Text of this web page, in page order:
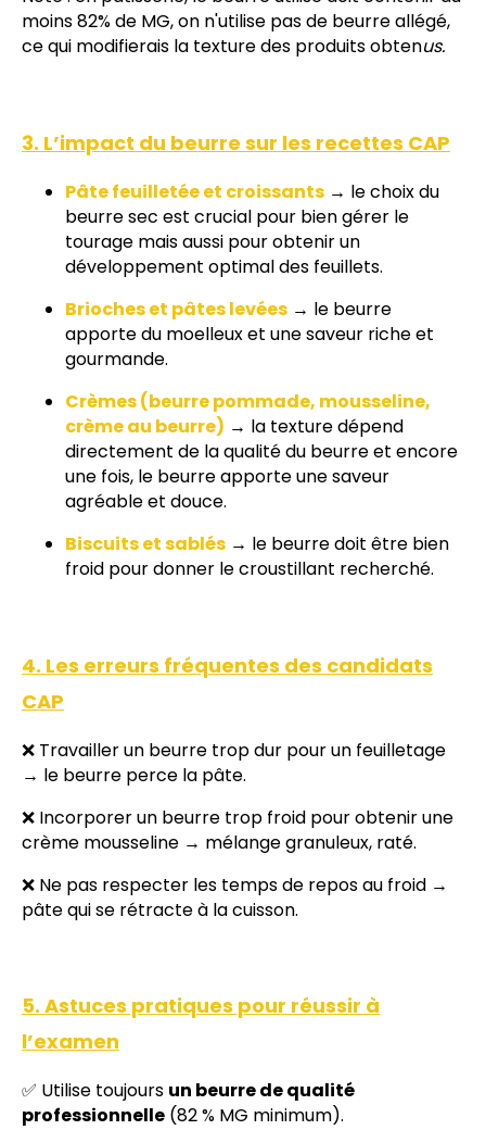
moins 82% de MG, on n'utilise pas de beurre allégé,
ce qui modifierais la texture des produits obtenus.
3. L’impact du beurre sur les recettes CAP
Pâte feuilletée et croissants → le choix du
beurre sec est crucial pour bien gérer le
tourage mais aussi pour obtenir un
développement optimal des feuillets.
Brioches et pâtes levées → le beurre
apporte du moelleux et une saveur riche et
gourmande.
Crèmes (beurre pommade, mousseline,
crème au beurre) → la texture dépend
directement de la qualité du beurre et encore
une fois, le beurre apporte une saveur
agréable et douce.
Biscuits et sablés → le beurre doit être bien
froid pour donner le croustillant recherché.
4. Les erreurs fréquentes des candidats
CAP
❌ Travailler un beurre trop dur pour un feuilletage
→ le beurre perce la pâte.
❌ Incorporer un beurre trop froid pour obtenir une
crème mousseline → mélange granuleux, raté.
❌ Ne pas respecter les temps de repos au froid →
pâte qui se rétracte à la cuisson.
5. Astuces pratiques pour réussir à
l’examen
✅ Utilise toujours un beurre de qualité
professionnelle (82 % MG minimum).